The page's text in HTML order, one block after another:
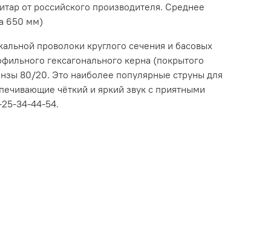
от российского производителя. Среднее
650 мм)
проволоки круглого сечения и басовых
гексагонального керна (покрытого
80/20. Это наиболее популярные струны для
чёткий и яркий звук с приятными
25-34-44-54.